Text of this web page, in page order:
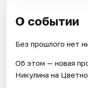
О событии
Без прошлого нет
Об этом — новая
Никулина на